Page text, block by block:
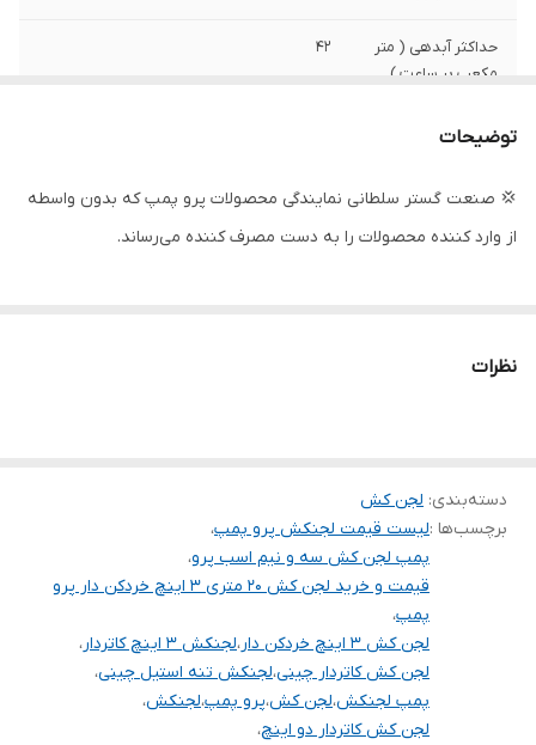
حداکثر آبدهی ( متر
مکعب بر ساعت )
42
حداکثر آبدهی ( لیتر
دهانه خروجی
جنس بدنه
کشور سازنده
استیل
توضیحات
💢 صنعت گستر سلطانی نمایندگی محصولات پرو پمپ که بدون واسطه
از وارد کننده محصولات را به دست مصرف کننده می‌رساند.
نظرات
دسته‌بندی: لجن کش
برچسب‌ها :لیست قیمت لجنکش پرو پمپ،
پمپ لجن کش سه و نیم اسب پرو،
قیمت و خرید لجن کش 20 متری 3 اینچ خردکن دار پرو
پمپ،
لجن کش 3 اینچ خردکن دار
،لجنکش 3 اینچ کاتردار
،
لجن کش کاتردار چینی،لجنکش تنه استیل چینی،
پمپ لجنکش،لجن کش،پرو پمپ،لجنکش،
لجن کش کاتردار دو اینچ،